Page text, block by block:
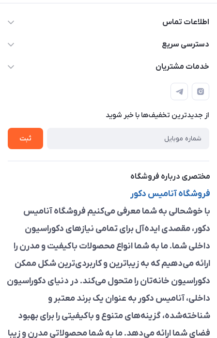
اطلاعات تماس
09913878908 _ 09201096459 _ 021.28424157
دسترسی سریع
حساب کاربری
لیست محصولات
درباره ما
خدمات مشتریان
قوانین و مقررات
حریم خصوصی
راهنما
از جدید‌ترین تخفیف‌ها با‌ خبر شوید
ثبت
مختصری درباره فروشگاه
فروشگاه آنامیس دکور
با خوشحالی به شما معرفی می‌کنیم فروشگاه آنامیس
دکور، مقصدی ایده‌آل برای تمامی نیازهای دکوراسیون
داخلی شما. ما به شما انواع محصولات باکیفیت و مدرن را
ارائه می‌دهیم که به زیباترین و کاربردی‌ترین شکل ممکن
دکوراسیون خانه‌تان را متحول می‌کند. در دنیای دکوراسیون
داخلی، آنامیس دکور به عنوان یک برند معتبر و
شناخته‌شده، گزینه‌های متنوع و باکیفیتی را برای بهبود
فضای شما ارائه می‌دهد. ما به شما محصولاتی مدرن و زیبا